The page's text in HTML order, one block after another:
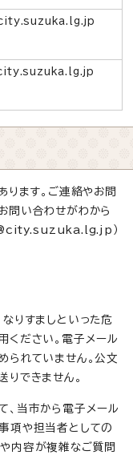
ります。ご連絡やお問
問い合わせがわから
）
りすましといった危
ください。電子メール
られていません。公文
できません。
、当市から電子メール
項や担当者としての
内容が複雑なご質問